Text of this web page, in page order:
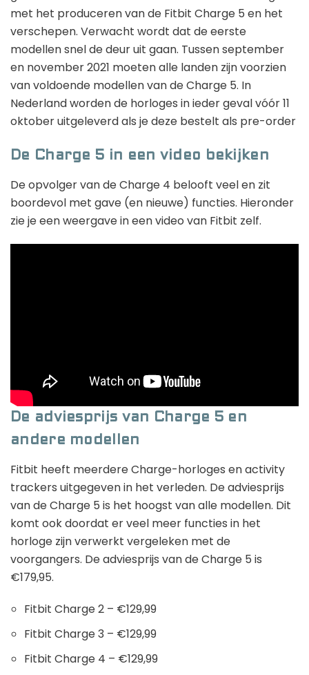
met het produceren van de Fitbit Charge 5 en het
verschepen. Verwacht wordt dat de eerste
modellen snel de deur uit gaan. Tussen september
en november 2021 moeten alle landen zijn voorzien
van voldoende modellen van de Charge 5. In
Nederland worden de horloges in ieder geval vóór 11
oktober uitgeleverd als je deze bestelt als pre-order
De Charge 5 in een video bekijken
De opvolger van de Charge 4 belooft veel en zit
boordevol met gave (en nieuwe) functies. Hieronder
zie je een weergave in een video van Fitbit zelf.
De adviesprijs van Charge 5 en
andere modellen
Fitbit heeft meerdere Charge-horloges en activity
trackers uitgegeven in het verleden. De adviesprijs
van de Charge 5 is het hoogst van alle modellen. Dit
komt ook doordat er veel meer functies in het
horloge zijn verwerkt vergeleken met de
voorgangers. De adviesprijs van de Charge 5 is
€179,95.
Fitbit Charge 2 – €129,99
Fitbit Charge 3 – €129,99
Fitbit Charge 4 – €129,99